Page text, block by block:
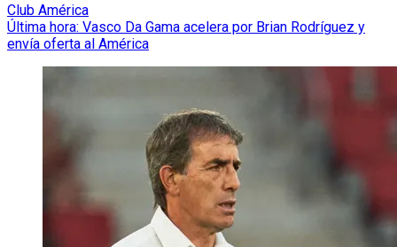
Club América
Última hora: Vasco Da Gama acelera por Brian Rodríguez y
envía oferta al América